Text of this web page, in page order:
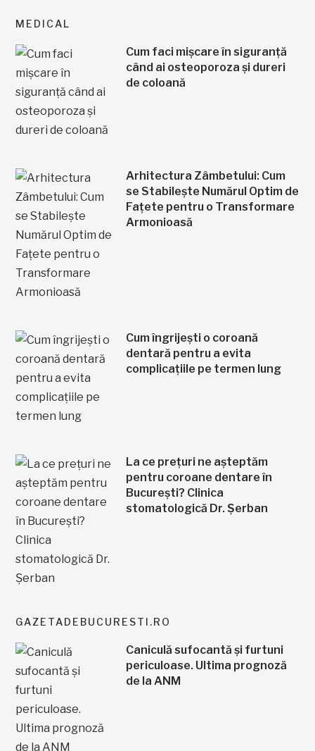
MEDICAL
Cum faci mișcare în siguranță
când ai osteoporoza și dureri
de coloană
Arhitectura Zâmbetului: Cum
se Stabilește Numărul Optim de
Fațete pentru o Transformare
Armonioasă
Cum îngrijești o coroană
dentară pentru a evita
complicațiile pe termen lung
La ce prețuri ne așteptăm
pentru coroane dentare în
București? Clinica
stomatologică Dr. Șerban
GAZETADEBUCURESTI.RO
Caniculă sufocantă și furtuni
periculoase. Ultima prognoză
de la ANM